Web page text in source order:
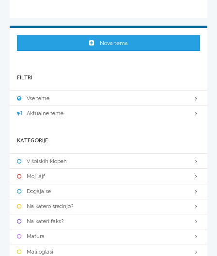
Nova tema
FILTRI
Vse teme
Aktualne teme
KATEGORIJE
V šolskih klopeh
Moj lajf
Dogaja se
Na katero srednjo?
Na kateri faks?
Matura
Mali oglasi